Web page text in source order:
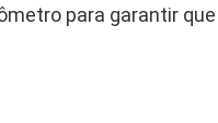
para garantir que